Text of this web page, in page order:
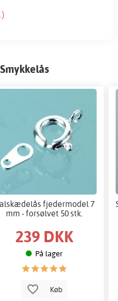
fjedermodel 7
mm - forsølvet 50 stk.
239 DKK
På lager
Køb